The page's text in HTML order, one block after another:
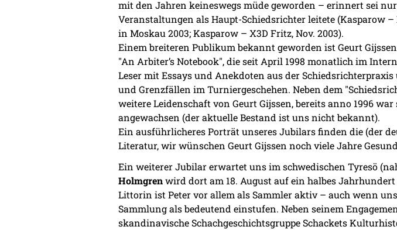
mit den Jahren keineswegs müde geworden – erinnert sei
Veranstaltungen als Haupt-Schiedsrichter leitete (Kasparow –
in Moskau 2003; Kasparow – X3D Fritz, Nov. 2003).
Einem breiteren Publikum bekannt geworden ist Geurt
"An Arbiter’s Notebook", die seit April 1998 monatlich im
Leser mit Essays und Anekdoten aus der
und Grenzfällen im Turniergeschehen. Neben dem
weitere Leidenschaft von Geurt Gijssen, bereits anno 1996
angewachsen (der aktuelle Bestand ist uns nicht bekannt).
Ein ausführlicheres Porträt unseres Jubilars finden die (der
Literatur, wir wünschen Geurt Gijssen noch viele Jahre
Ein weiterer Jubilar erwartet uns im schwedischen Tyresö
Holmgrenwird dort am 18. August auf ein halbes
Littorin ist Peter vor allem als Sammler aktiv – auch wenn
Sammlung als bedeutend einstufen. Neben seinem
skandinavische Schachgeschichtsgruppe Schackets